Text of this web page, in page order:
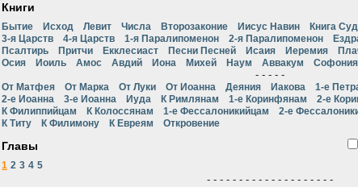
Книги
Бытие Исход Левит Числа Второзаконие Иисус Навин Книга
3-я Царств
4-я Царств 1-я Паралипоменон 2-я Паралипоменон
Псалтирь
Притчи Екклесиаст Песни Песней Исаия Иеремия
Осия
Иоиль Амос Авдий Иона Михей Наум Аввакум Софония
- - - - -
От Матфея От Марка От Луки От Иоанна Деяния Иакова 1-е
2-е Иоанна
3-е Иоанна Иуда К Римлянам 1-е Коринфянам 2-е
К Филиппийцам
К Колоссянам 1-е Фессалоникийцам 2-е
К Титу
К Филимону К Евреям Откровение
Главы
1 2 3 4 5
- - - - - - - - - - - - - - - - - - - -